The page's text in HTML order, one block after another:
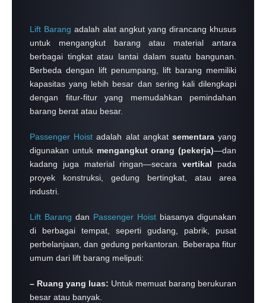
Lift Barang adalah alat angkut yang dirancang khusus
untuk mengangkut barang atau material antara
berbagai tingkat atau lantai dalam suatu bangunan.
Berbeda dengan lift penumpang, lift barang memiliki
kapasitas yang lebih besar dan sering kali dilengkapi
dengan fitur-fitur yang memudahkan pemindahan
barang berat atau besar.
Passenger Hoist adalah alat angkat sementarayang
digunakan untuk mengangkut orang (pekerja)—dan
kadang juga material ringan—secaravertikal pada
proyek konstruksi, gedung bertingkat, atau area
industri.
Lift Barang dan Passenger Hoist biasanya digunakan
di berbagai tempat, seperti gudang, pabrik, pusat
perbelanjaan, dan gedung perkantoran. Beberapa fitur
umum dari lift barang meliputi:
– Ruang yang luas: Untuk memuat barang berukuran
besar atau banyak.